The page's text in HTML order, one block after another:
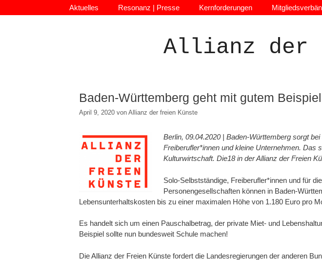
Inhalt
Aktuelles Resonanz | Presse Kernforderungen
Allianz der
Baden-Württemberg geht mit gutem
April 9, 2020 von Allianz der freien Künste
Berlin, 09.04.2020 | Baden-Württemberg sorgt
Freiberufler*innen und kleine Unternehmen. Das
Kulturwirtschaft. Die18 in der Allianz der Freien
Solo-Selbstständige, Freiberufler*innen und für
Personengesellschaften können in Baden-
Lebensunterhaltskosten bis zu einer maximalen Höhe von 1.180 Euro pro
Es handelt sich um einen Pauschalbetrag, der private Miet- und
Beispiel soll­te nun bundesweit Schule machen!
Die Allianz der Freien Künste fordert die Landesregierungen der anderen